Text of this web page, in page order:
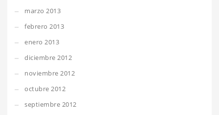
marzo 2013
febrero 2013
enero 2013
diciembre 2012
noviembre 2012
octubre 2012
septiembre 2012